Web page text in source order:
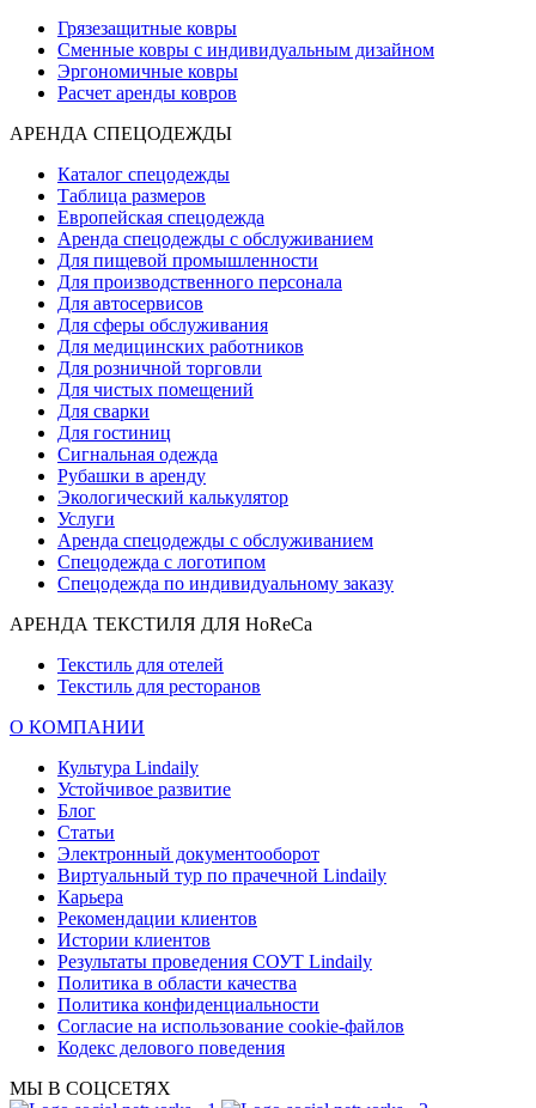
Грязезащитные ковры
Сменные ковры с индивидуальным дизайном
Эргономичные ковры
Расчет аренды ковров
АРЕНДА СПЕЦОДЕЖДЫ
Каталог спецодежды
Таблица размеров
Европейская спецодежда
Аренда спецодежды с обслуживанием
Для пищевой промышленности
Для производственного персонала
Для автосервисов
Для сферы обслуживания
Для медицинских работников
Для розничной торговли
Для чистых помещений
Для сварки
Для гостиниц
Сигнальная одежда
Рубашки в аренду
Экологический калькулятор
Услуги
Аренда спецодежды с обслуживанием
Спецодежда с логотипом
Спецодежда по индивидуальному заказу
АРЕНДА ТЕКСТИЛЯ ДЛЯ HoReCa
Текстиль для отелей
Текстиль для ресторанов
О КОМПАНИИ
Культура Lindaily
Устойчивое развитие
Блог
Статьи
Электронный документооборот
Виртуальный тур по прачечной Lindaily
Карьера
Рекомендации клиентов
Истории клиентов
Результаты проведения СОУТ Lindaily
Политика в области качества
Политика конфиденциальности
Согласие на использование cookie-файлов
Кодекс делового поведения
МЫ В СОЦСЕТЯХ